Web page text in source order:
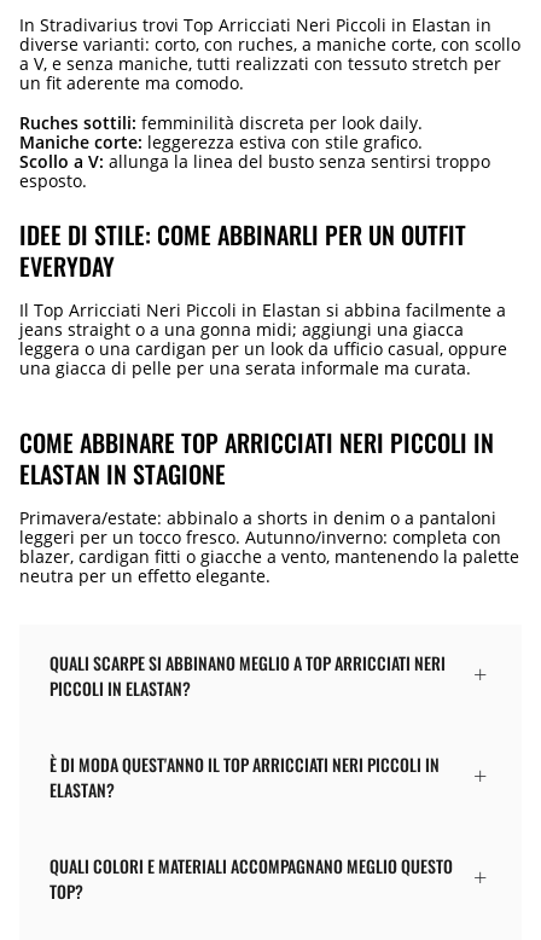
In Stradivarius trovi Top Arricciati Neri Piccoli in Elastan in
diverse varianti: corto, con ruches, a maniche corte, con scollo
a V, e senza maniche, tutti realizzati con tessuto stretch per
un fit aderente ma comodo.
Ruches sottili: femminilità discreta per look daily.
Maniche corte: leggerezza estiva con stile grafico.
Scollo a V: allunga la linea del busto senza sentirsi troppo
esposto.
IDEE DI STILE: COME ABBINARLI PER UN OUTFIT
EVERYDAY
Il Top Arricciati Neri Piccoli in Elastan si abbina facilmente a
jeans straight o a una gonna midi; aggiungi una giacca
leggera o una cardigan per un look da ufficio casual, oppure
una giacca di pelle per una serata informale ma curata.
COME ABBINARE TOP ARRICCIATI NERI PICCOLI IN
ELASTAN IN STAGIONE
Primavera/estate: abbinalo a shorts in denim o a pantaloni
leggeri per un tocco fresco. Autunno/inverno: completa con
blazer, cardigan fitti o giacche a vento, mantenendo la palette
neutra per un effetto elegante.
QUALI SCARPE SI ABBINANO MEGLIO A TOP ARRICCIATI NERI
PICCOLI IN ELASTAN?
È DI MODA QUEST'ANNO IL TOP ARRICCIATI NERI PICCOLI IN
ELASTAN?
QUALI COLORI E MATERIALI ACCOMPAGNANO MEGLIO QUESTO
TOP?